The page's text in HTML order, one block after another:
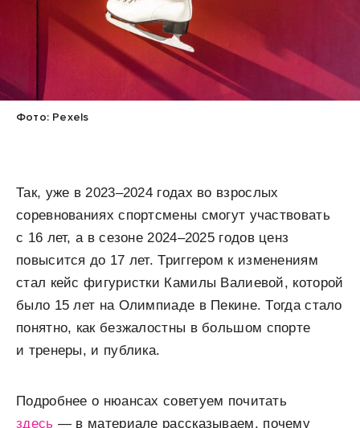
Фото: Pexels
Так, уже в 2023–2024 годах во взрослых
соревнованиях спортсмены смогут участвовать
с 16 лет, а в сезоне 2024–2025 годов ценз
повысится до 17 лет. Триггером к изменениям
стал кейс фигуристки Камилы Валиевой, которой
было 15 лет на Олимпиаде в Пекине. Тогда стало
понятно, как безжалостны в большом спорте
и тренеры, и публика.
Подробнее о нюансах советуем почитать
здесь — в материале рассказываем, почему